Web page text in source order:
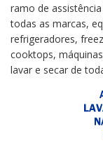
ramo de
todas as marcas,
refrigeradores,
cooktops,
lavar e secar de